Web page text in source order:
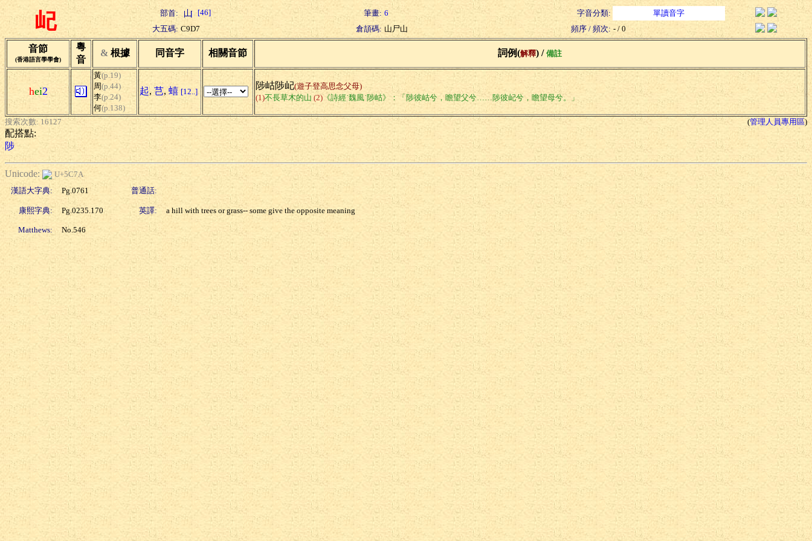
屺 部首: [46] 筆畫: 6 字音分類:
單讀音字
大五碼: C9D7 倉頡碼: 山尸山 頻序 / 頻次: - / 0
音節
(香港語言學學會)
粵
音
& 根據 同音字 相關音節 詞例(解釋) / 備註
hei2
黃(p.19)
周(p.44)
李(p.24)
何(p.138)
起, 芑, 蟢 [12..]
陟岵陟屺(遊子登高思念父母)
(1)不長草木的山 (2) 《詩經˙魏風˙陟岵》：「陟彼岵兮，瞻望父兮……陟彼屺兮，瞻望母兮。」
搜索次數: 16127 (管理人員專用區)
配搭點:
陟
Unicode:
U+5C7A
漢語大字典:
Pg.0761 普通話:
康熙字典: Pg.0235.170 英譯: a hill with trees or grass-- some give the opposite meaning
Matthews: No.546